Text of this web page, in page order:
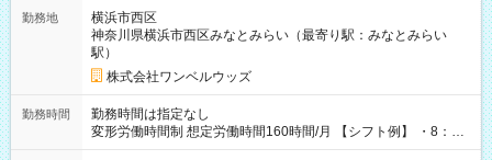
勤務地
横浜市西区
神奈川県横浜市西区みなとみらい（最寄り駅：みなとみらい
駅）
株式会社ワンベルウッズ
勤務時間
勤務時間は指定なし
変形労働時間制 想定労働時間160時間/月 【シフト例】 ・8：00
～21：00